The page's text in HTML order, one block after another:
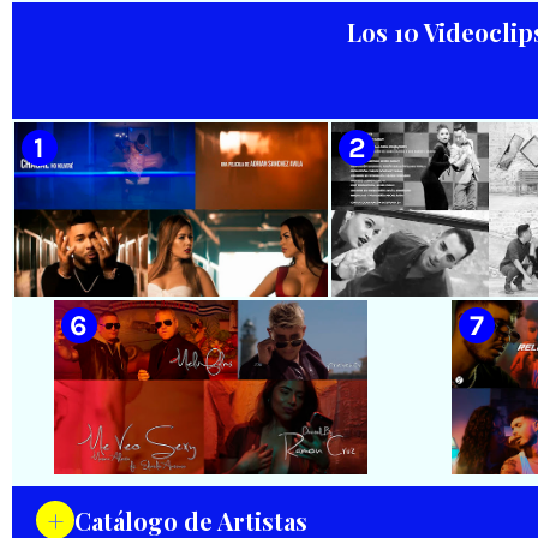
NESCIO, basado en la obra
musical ¨Niño siniestro¨ |
Autor: Ernesto Romero |
Director: Héctor Falagán De
Cabo | Videoclip | Música Pop
Rock Cubana | Artistas Cubanos
| Instrumental | CUBA
Mayor¨ 📺 Videoclip - 🎬
Director: Ángel Alderete -
Videoclip de la película de
ficción ¨EL MAYOR¨ inspirada
en la vida del Mayor General
Ignacio Agramonte y Loynaz /
Director: Rigoberto López
Pego / ICAIC 👉 CUBA 👌
Los 10
🟡 Chacal - ¨No Volveré¨ - Videoclip
- Dirección: Adrián Sánchez Ávila
🟡 Adrián
Manzanares - ¨Ya es
Videoclip -
+ Catálogo de Artistas